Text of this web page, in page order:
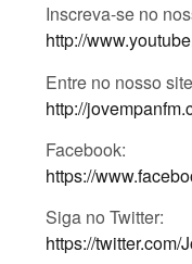
Inscreva-se no
http://
Entre no nosso
http://
Facebook:
https://
Siga no Twitter:
https://twitter.com/